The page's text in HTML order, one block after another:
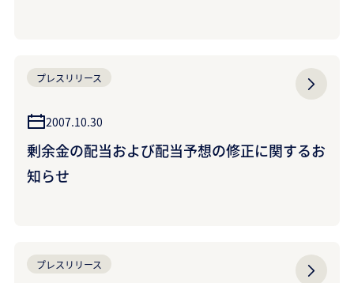
プレスリリース
2007.10.30
剰余金の配当および配当予想の修正に関するお
知らせ
プレスリリース